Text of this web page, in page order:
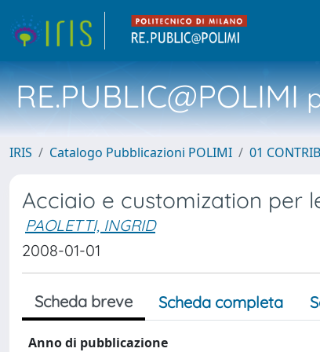
RE.PUBLIC@POLIMI
IRIS Catalogo Pubblicazioni POLIMI 01
Acciaio e customization per
PAOLETTI, INGRID
2008-01-01
Scheda breve Scheda completa
Anno di pubblicazione